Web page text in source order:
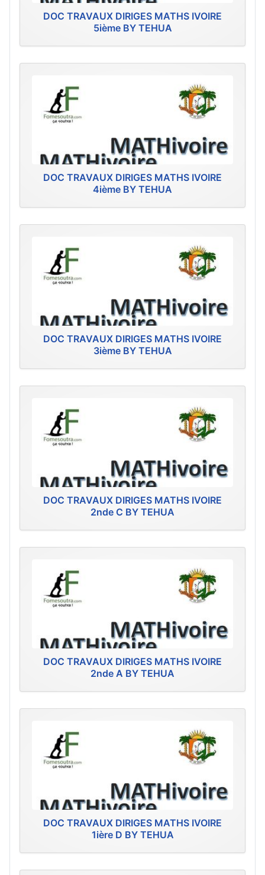
DOC TRAVAUX DIRIGES MATHS IVOIRE
5ième BY TEHUA
DOC TRAVAUX DIRIGES MATHS IVOIRE
4ième BY TEHUA
DOC TRAVAUX DIRIGES MATHS IVOIRE
3ième BY TEHUA
DOC TRAVAUX DIRIGES MATHS IVOIRE
2nde C BY TEHUA
DOC TRAVAUX DIRIGES MATHS IVOIRE
2nde A BY TEHUA
DOC TRAVAUX DIRIGES MATHS IVOIRE
1ière D BY TEHUA